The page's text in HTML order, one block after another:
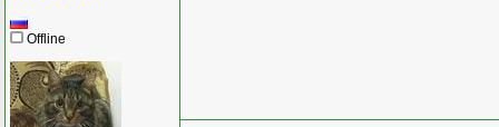
Offline